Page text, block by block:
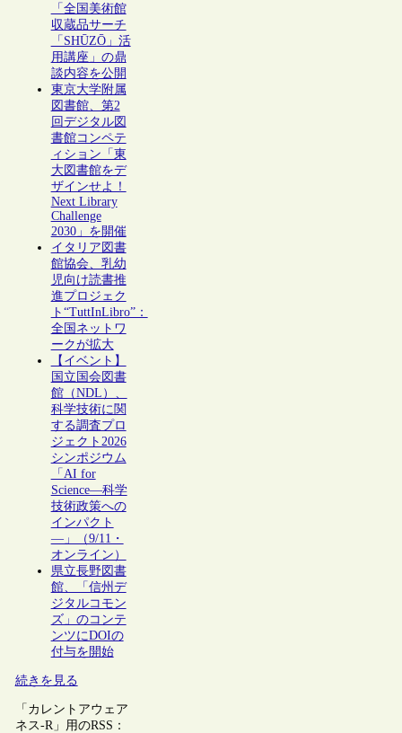
「全国美術館
収蔵品サーチ
「SHŪZŌ」活
用講座」の鼎
談内容を公開
東京大学附属
図書館、第2
回デジタル図
書館コンペテ
ィション「東
大図書館をデ
ザインせよ！
Next Library
Challenge
2030」を開催
イタリア図書
館協会、乳幼
児向け読書推
進プロジェク
ト“TuttInLibro”：
全国ネットワ
ークが拡大
【イベント】
国立国会図書
館（NDL）、
科学技術に関
する調査プロ
ジェクト2026
シンポジウム
「AI for
Science―科学
技術政策への
インパクト
―」（9/11・
オンライン）
県立長野図書
館、「信州デ
ジタルコモン
ズ」のコンテ
ンツにDOIの
付与を開始
続きを見る
「カレントアウェア
ネス-R」用のRSS：